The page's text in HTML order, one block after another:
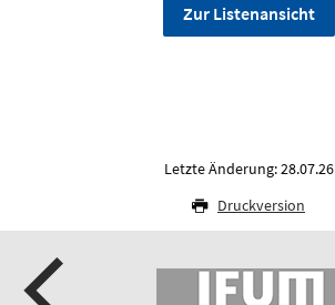
Zur Listenansicht
Letzte Änderung: 28.07.26
Druckversion